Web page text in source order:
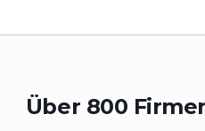
Über 800